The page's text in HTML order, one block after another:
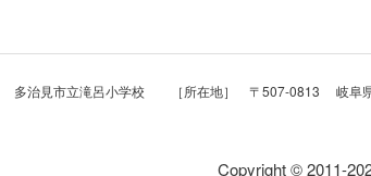
多治見市立滝呂小学校 ［所在地］ 〒507-0813 岐阜
Copyright © 2011-